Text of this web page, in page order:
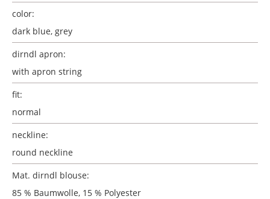
color:
dark blue, grey
dirndl apron:
with apron string
fit:
normal
neckline:
round neckline
Mat. dirndl blouse:
85 % Baumwolle, 15 % Polyester